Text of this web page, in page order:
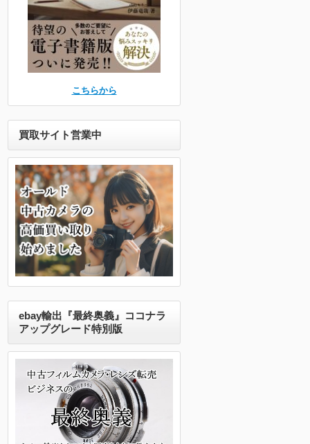
こちらから
買取サイト営業中
ebay輸出『最終奥義』ココナラ
アップグレード特別版